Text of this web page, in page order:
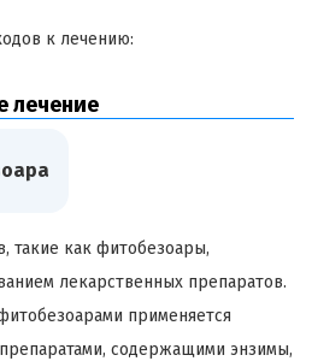
к лечению:
, такие как фитобезоары,
лекарственных препаратов.
применяется
содержащими энзимы,